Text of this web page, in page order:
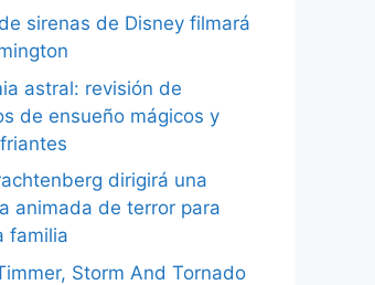
sirenas de Disney filmará
astral: revisión de
de ensueño mágicos y
dirigirá una
animada de terror para
familia
Storm And Tornado